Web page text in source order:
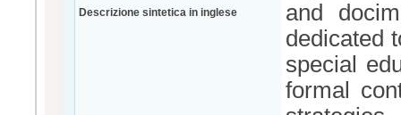
Descrizione sintetica in inglese
and
dedicated
special
formal